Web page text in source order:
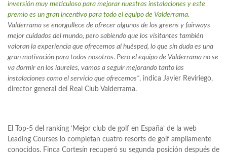
inversión muy meticuloso para mejorar nuestras instalaciones y este
premio es un gran incentivo para todo el equipo de Valderrama.
Valderrama se enorgullece de ofrecer algunos de los greens y fairways
mejor cuidados del mundo, pero sabiendo que los visitantes también
valoran la experiencia que ofrecemos al huésped, lo que sin duda es una
gran motivación para todos nosotros. Pero el equipo de Valderrama no se
va dormir en los laureles, vamos a seguir mejorando tanto las
instalaciones como el servicio que ofrecemos”, indica Javier Reviriego,
director general del Real Club Valderrama.
El Top-5 del ranking ‘Mejor club de golf en España’ de la web
Leading Courses lo completan cuatro resorts de golf ampliamente
conocidos. Finca Cortesín recuperó su segunda posición después de